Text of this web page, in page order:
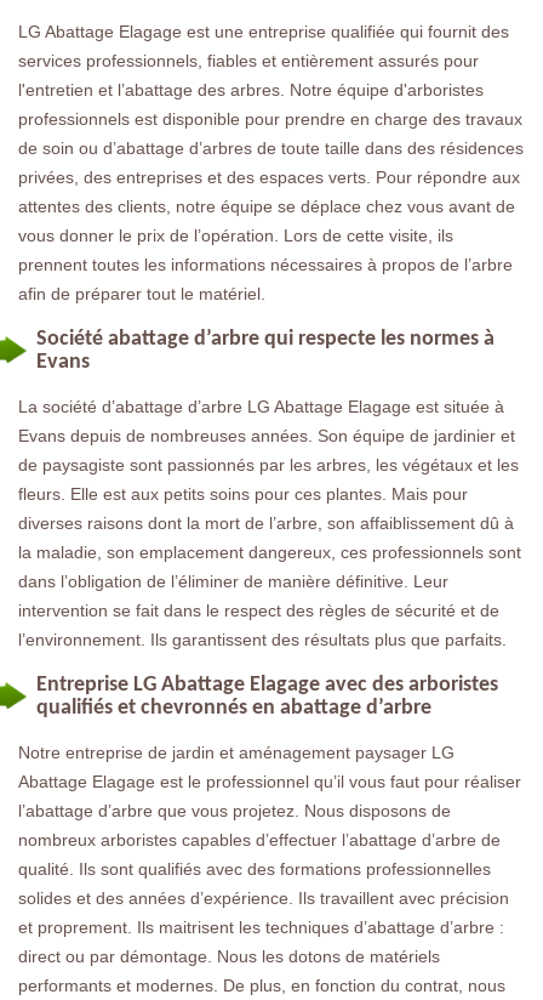
LG Abattage Elagage est une entreprise qualifiée qui fournit des
services professionnels, fiables et entièrement assurés pour
l'entretien et l’abattage des arbres. Notre équipe d'arboristes
professionnels est disponible pour prendre en charge des travaux
de soin ou d’abattage d’arbres de toute taille dans des résidences
privées, des entreprises et des espaces verts. Pour répondre aux
attentes des clients, notre équipe se déplace chez vous avant de
vous donner le prix de l’opération. Lors de cette visite, ils
prennent toutes les informations nécessaires à propos de l’arbre
afin de préparer tout le matériel.
Société abattage d’arbre qui respecte les normes à
Evans
La société d’abattage d’arbre LG Abattage Elagage est située à
Evans depuis de nombreuses années. Son équipe de jardinier et
de paysagiste sont passionnés par les arbres, les végétaux et les
fleurs. Elle est aux petits soins pour ces plantes. Mais pour
diverses raisons dont la mort de l’arbre, son affaiblissement dû à
la maladie, son emplacement dangereux, ces professionnels sont
dans l’obligation de l’éliminer de manière définitive. Leur
intervention se fait dans le respect des règles de sécurité et de
l’environnement. Ils garantissent des résultats plus que parfaits.
Entreprise LG Abattage Elagage avec des arboristes
qualifiés et chevronnés en abattage d’arbre
Notre entreprise de jardin et aménagement paysager LG
Abattage Elagage est le professionnel qu’il vous faut pour réaliser
l’abattage d’arbre que vous projetez. Nous disposons de
nombreux arboristes capables d’effectuer l’abattage d’arbre de
qualité. Ils sont qualifiés avec des formations professionnelles
solides et des années d’expérience. Ils travaillent avec précision
et proprement. Ils maitrisent les techniques d’abattage d’arbre :
direct ou par démontage. Nous les dotons de matériels
performants et modernes. De plus, en fonction du contrat, nous